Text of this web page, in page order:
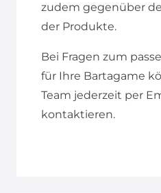
zudem gegenüber
der Produkte.
Bei Fragen zum
für Ihre Bartagame
Team jederzeit per
kontaktieren.